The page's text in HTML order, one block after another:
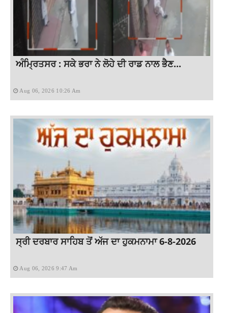
ਅੰਮ੍ਰਿਤਸਰ : ਸਕੇ ਭਰਾ ਨੇ ਲੋਹੇ ਦੀ ਰਾਡ ਨਾਲ ਭੈਣ...
Aug 06, 2026 10:26 Am
ਸ੍ਰੀ ਦਰਬਾਰ ਸਾਹਿਬ ਤੋਂ ਅੱਜ ਦਾ ਹੁਕਮਨਾਮਾ 6-8-2026
Aug 06, 2026 9:47 Am